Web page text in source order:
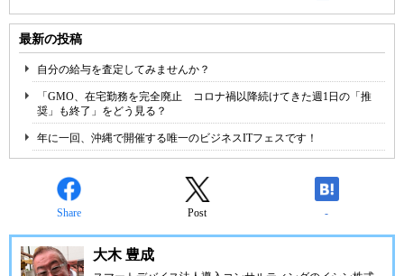
最新の投稿
自分の給与を査定してみませんか？
「GMO、在宅勤務を完全廃止 コロナ禍以降続けてきた週1日の「推
奨」も終了」をどう見る？
年に一回、沖縄で開催する唯一のビジネスITフェスです！
Share Post -
大木 豊成